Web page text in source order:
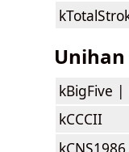
Unihan
kBigFive |
kCCCII